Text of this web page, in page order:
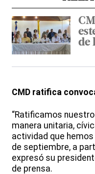
de
CMD ratifica
“Ratificamos
manera unitaria,
actividad que
de septiembre, a
expresó su
de prensa.